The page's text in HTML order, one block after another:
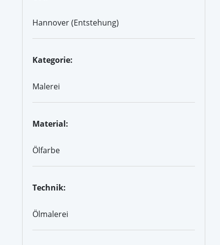
Hannover (Entstehung)
Kategorie:
Malerei
Material:
Ölfarbe
Technik:
Ölmalerei